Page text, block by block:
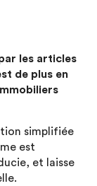
les articles
de plus en
simplifiée
est
et laisse